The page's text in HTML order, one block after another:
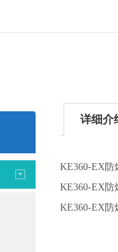
详细介
KE360-EX
KE360-EX
KE360-EX